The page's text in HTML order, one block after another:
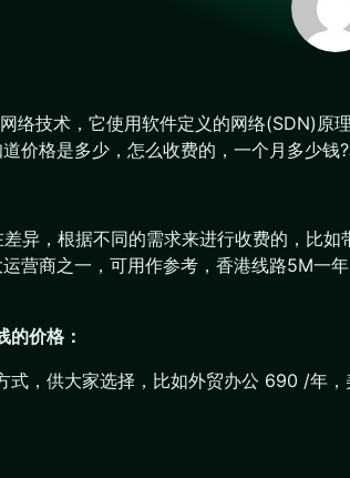
络技术，它使用软件定义的网络(SDN)
价格是多少，怎么收费的，一个月多少钱
异，根据不同的需求来进行收费的，比
营商之一，可用作参考，香港线路5M
的价格：
式，供大家选择，比如外贸办公 690 /